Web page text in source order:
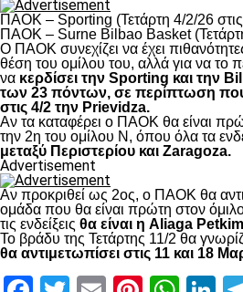
ΠΑΟΚ – Sporting (Τετάρτη 4/2/26
ΠΑΟΚ – Surne Bilbao Basket
Ο ΠΑΟΚ συνεχίζει να έχει
θέση του ομίλου του, αλλά για να το
να κερδίσει την Sporting και την
των 23 πόντων, σε περίπτωση
στις 4/2 την Prievidza.
Αν τα καταφέρει ο ΠΑΟΚ θα είναι
την 2η του ομίλου Ν, όπου όλα τα
μεταξύ Περιστερίου και Zaragoza.
Advertisement
Αν προκριθεί ως 2ος, ο ΠΑΟΚ θα
ομάδα που θα είναι πρώτη στον
τις ενδείξεις θα είναι η Aliaga
Το βράδυ της Τετάρτης 11/2 θα
θα αντιμετωπίσει στις 11 και 18